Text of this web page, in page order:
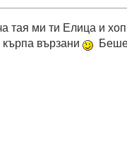
тая ми ти Елица и
вързани